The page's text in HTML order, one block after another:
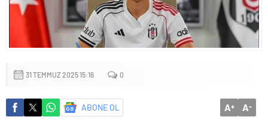
Yapıldı
31 TEMMUZ 2025 15:16 0
ABONE OL A+ A-